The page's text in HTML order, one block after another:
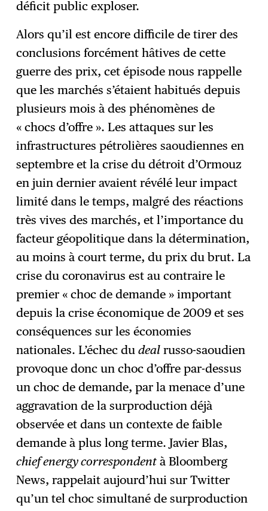
déficit public exploser.
Alors qu’il est encore difficile de tirer des
conclusions forcément hâtives de cette
guerre des prix, cet épisode nous rappelle
que les marchés s’étaient habitués depuis
plusieurs mois à des phénomènes de
« chocs d’offre ». Les attaques sur les
infrastructures pétrolières saoudiennes en
septembre et la crise du détroit d’Ormouz
en juin dernier avaient révélé leur impact
limité dans le temps, malgré des réactions
très vives des marchés, et l’importance du
facteur géopolitique dans la détermination,
au moins à court terme, du prix du brut. La
crise du coronavirus est au contraire le
premier « choc de demande » important
depuis la crise économique de 2009 et ses
conséquences sur les économies
nationales. L’échec dudeal russo-saoudien
provoque donc un choc d’offre par-dessus
un choc de demande, par la menace d’une
aggravation de la surproduction déjà
observée et dans un contexte de faible
demande à plus long terme. Javier Blas,
chief energy correspondent à Bloomberg
News, rappelait aujourd’hui sur Twitter
qu’un tel choc simultané de surproduction